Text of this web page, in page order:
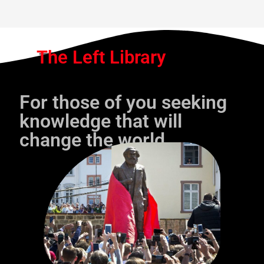
The Left Library
For those of you seeking
knowledge that will
change the world